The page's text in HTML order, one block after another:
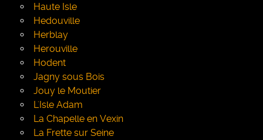
Haute Isle
Hedouville
Herblay
Herouville
Hodent
Jagny sous Bois
Jouy le Moutier
L'Isle Adam
La Chapelle en Vexin
La Frette sur Seine